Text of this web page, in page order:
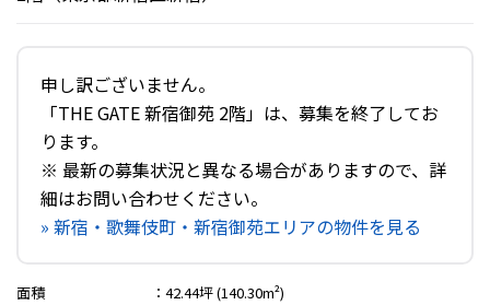
申し訳ございません。
「THE GATE 新宿御苑 2階」は、募集を終了してお
ります。
※ 最新の募集状況と異なる場合がありますので、詳
細はお問い合わせください。
» 新宿・歌舞伎町・新宿御苑エリアの物件を見る
面積 ： 42.44坪 (140.30m²)